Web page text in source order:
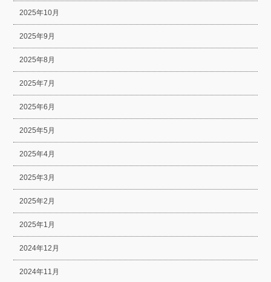
2025年10月
2025年9月
2025年8月
2025年7月
2025年6月
2025年5月
2025年4月
2025年3月
2025年2月
2025年1月
2024年12月
2024年11月